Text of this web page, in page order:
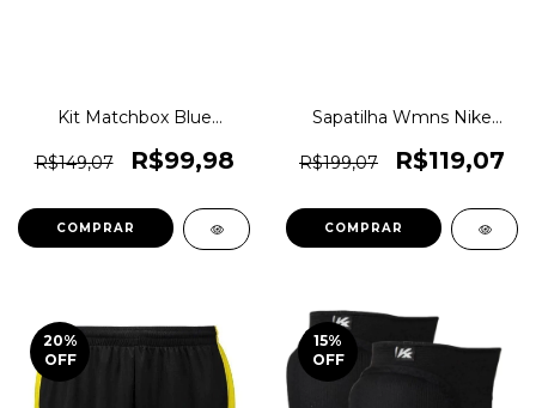
Kit Matchbox Blue
Original 1magnus
R$149,07 R$99,98
COMPRAR
Sapatilha Wmns Nike
Original 1magnus
R$199,07 R$119,07
COMPRAR
20%
OFF
15%
OFF